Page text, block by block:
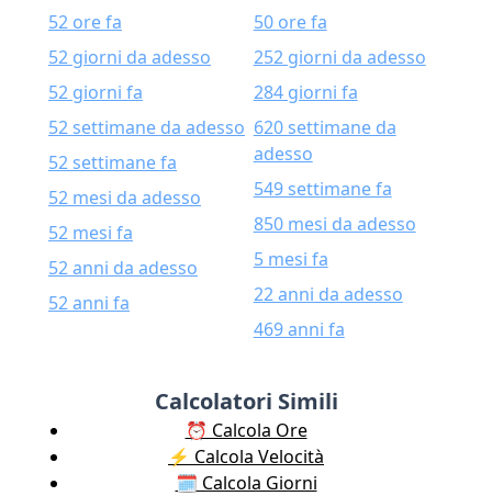
52 ore fa
52 giorni da adesso
52 giorni fa
52 settimane da adesso
52 settimane fa
52 mesi da adesso
52 mesi fa
52 anni da adesso
52 anni fa
50 ore fa
252 giorni da adesso
284 giorni fa
620 settimane da
adesso
549 settimane fa
850 mesi da adesso
5 mesi fa
22 anni da adesso
469 anni fa
Calcolatori Simili
⏰ Calcola Ore
⚡️ Calcola Velocità
🗓️ Calcola Giorni